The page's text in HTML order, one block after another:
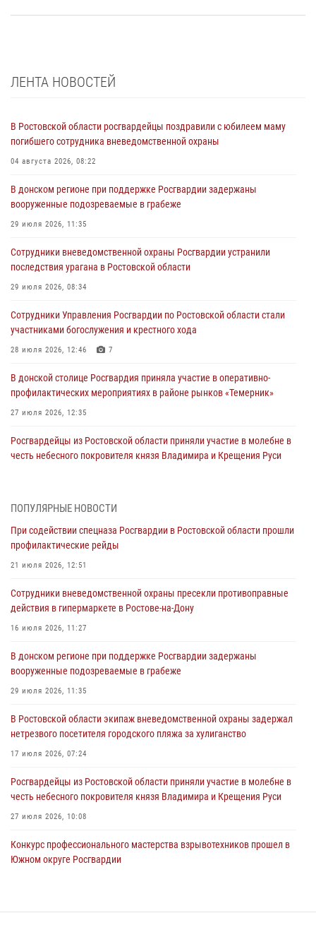
ЛЕНТА НОВОСТЕЙ
В Ростовской области росгвардейцы поздравили с юбилеем маму
погибшего сотрудника вневедомственной охраны
04 августа 2026, 08:22
В донском регионе при поддержке Росгвардии задержаны
вооруженные подозреваемые в грабеже
29 июля 2026, 11:35
Сотрудники вневедомственной охраны Росгвардии устранили
последствия урагана в Ростовской области
29 июля 2026, 08:34
Сотрудники Управления Росгвардии по Ростовской области стали
участниками богослужения и крестного хода
28 июля 2026, 12:46 7
В донской столице Росгвардия приняла участие в оперативно-
профилактических мероприятиях в районе рынков «Темерник»
27 июля 2026, 12:35
Росгвардейцы из Ростовской области приняли участие в молебне в
честь небесного покровителя князя Владимира и Крещения Руси
При содействии спецназа Росгвардии в Ростовской области прошли
21 июля 2026, 12:51
В Ростовской области экипаж вневедомственной охраны задержал
17 июля 2026, 07:24
Сотрудники вневедомственной охраны пресекли противоправные
16 июля 2026, 11:27
Конкурс профессионального мастерства взрывотехников прошел в
ПОПУЛЯРНЫЕ НОВОСТИ
При содействии спецназа Росгвардии в Ростовской области прошли
профилактические рейды
21 июля 2026, 12:51
Сотрудники вневедомственной охраны пресекли противоправные
действия в гипермаркете в Ростове-на-Дону
16 июля 2026, 11:27
В донском регионе при поддержке Росгвардии задержаны
вооруженные подозреваемые в грабеже
29 июля 2026, 11:35
В Ростовской области экипаж вневедомственной охраны задержал
нетрезвого посетителя городского пляжа за хулиганство
17 июля 2026, 07:24
Росгвардейцы из Ростовской области приняли участие в молебне в
честь небесного покровителя князя Владимира и Крещения Руси
27 июля 2026, 10:08
Конкурс профессионального мастерства взрывотехников прошел в
Южном округе Росгвардии